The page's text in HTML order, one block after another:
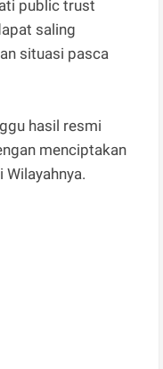
public trust
saling
situasi pasca
hasil resmi
menciptakan